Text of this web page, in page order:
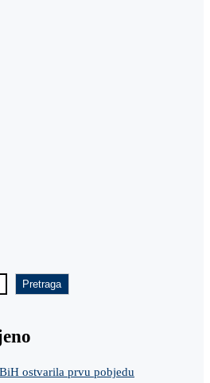
Pretraga
ostvarila prvu pobjedu